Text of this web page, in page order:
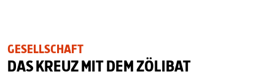
GESELLSCHAFT
DAS KREUZ MIT DEM ZÖLIBAT